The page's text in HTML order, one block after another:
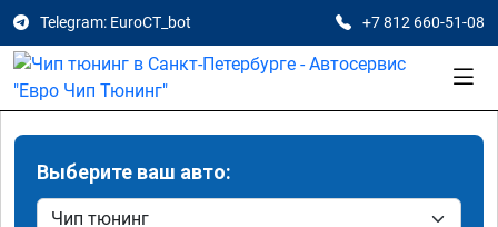
Telegram: EuroCT_bot +7 812 660-51-08
Выберите ваш авто: